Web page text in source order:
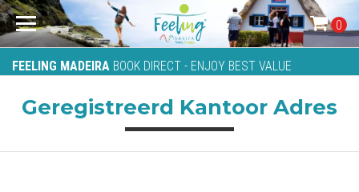
FEELING MADEIRA BOOK DIRECT - ENJOY BEST VALUE
0
Geregistreerd Kantoor Adres